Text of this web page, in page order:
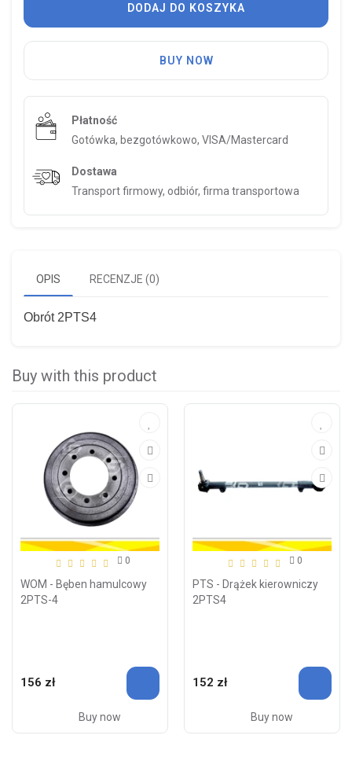
DODAJ DO KOSZYKA
BUY NOW
Płatność
Gotówka, bezgotówkowo, VISA/Mastercard
Dostawa
Transport firmowy, odbiór, firma transportowa
OPIS RECENZJE (0)
Obrót 2PTS4
Buy with this product
0
WOM - Bęben hamulcowy
2PTS-4
156 zł
Buy now
0
PTS - Drążek kierowniczy
2PTS4
152 zł
Buy now